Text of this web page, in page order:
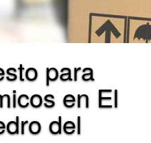
para
en El
del